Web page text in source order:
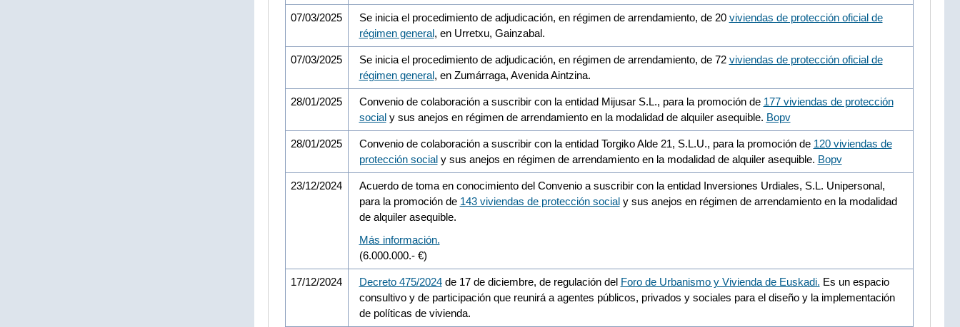
07/03/2025 Se inicia el procedimiento de adjudicación, en régimen de arrendamiento, de 20 viviendas de protección oficial de
régimen general, en Urretxu, Gainzabal.
07/03/2025 Se inicia el procedimiento de adjudicación, en régimen de arrendamiento, de 72 viviendas de protección oficial de
régimen general, en Zumárraga, Avenida Aintzina.
28/01/2025 Convenio de colaboración a suscribir con la entidad Mijusar S.L., para la promoción de 177 viviendas de protección
socialy sus anejos en régimen de arrendamiento en la modalidad de alquiler asequible. Bopv
28/01/2025 Convenio de colaboración a suscribir con la entidad Torgiko Alde 21, S.L.U., para la promoción de 120 viviendas de
protección socialy sus anejos en régimen de arrendamiento en la modalidad de alquiler asequible. Bopv
23/12/2024
Acuerdo de toma en conocimiento del Convenio a suscribir con la entidad Inversiones Urdiales, S.L. Unipersonal,
para la promoción de 143 viviendas de protección socialy sus anejos en régimen de arrendamiento en la modalidad
de alquiler asequible.
Más información.
(6.000.000.- €)
17/12/2024 Decreto 475/2024de 17 de diciembre, de regulación del Foro de Urbanismo y Vivienda de Euskadi. Es un espacio
consultivo y de participación que reunirá a agentes públicos, privados y sociales para el diseño y la implementación
de políticas de vivienda.